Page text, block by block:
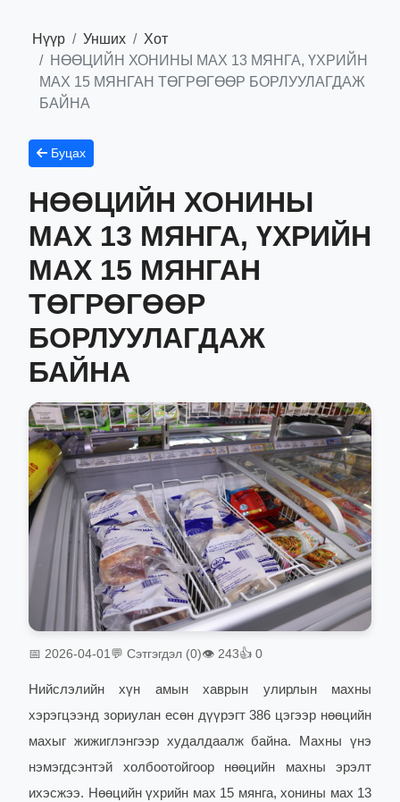
Нүүр Унших
Хот
НӨӨЦИЙН ХОНИНЫ МАХ 13 МЯНГА, ҮХРИЙН
МАХ 15 МЯНГАН ТӨГРӨГӨӨР БОРЛУУЛАГДАЖ
БАЙНА
Буцах
НӨӨЦИЙН ХОНИНЫ
МАХ 13 МЯНГА, ҮХРИЙН
МАХ 15 МЯНГАН
ТӨГРӨГӨӨР
БОРЛУУЛАГДАЖ
БАЙНА
📅 2026-04-01 💬 Сэтгэгдэл (0)👁 243👍 0
Нийслэлийн хүн амын хаврын улирлын махны
хэрэгцээнд зориулан есөн дүүрэгт 386 цэгээр нөөцийн
махыг жижиглэнгээр худалдаалж байна. Махны үнэ
нэмэгдсэнтэй холбоотойгоор нөөцийн махны эрэлт
ихэсжээ. Нөөцийн үхрийн мах 15 мянга, хонины мах 13